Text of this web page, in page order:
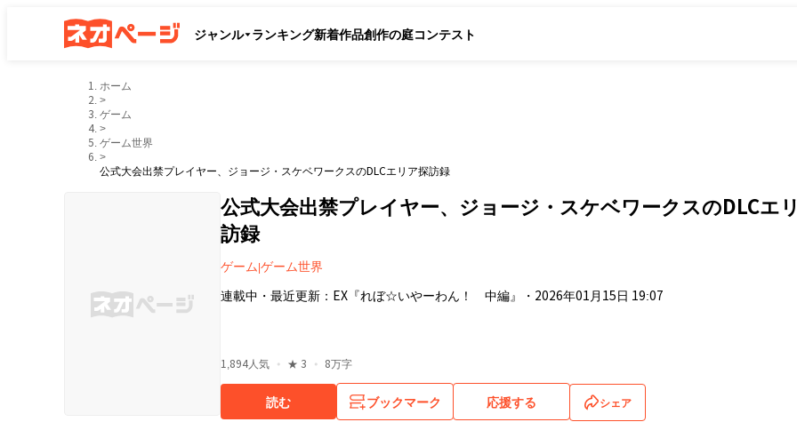
ジャンル ランキング新着作品創作の庭コンテスト
ホーム
>
ゲーム
>
ゲーム世界
>
公式大会出禁プレイヤー、ジョージ・スケベワークスのDLCエリア探訪録
公式大会出禁プレイヤー、ジョージ・スケベワークスのDLCエ
訪録
ゲーム|ゲーム世界
連載中 ・ 最近更新： EX『れぼ☆いやーわん！ 中編』 ・ 2026年01月15日 19:07
1,894人気 ・ ★ 3 ・ 8万字
読む ブックマーク 応援する シェア